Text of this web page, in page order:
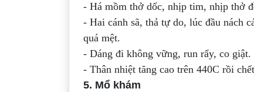
- Há mồm thở dốc, nhịp tim, nhịp thở
- Hai cánh sã, thả tự do, lúc đầu nách
quá mệt.
- Dáng đi không vững, run rẩy, co giật.
- Thân nhiệt tăng cao trên 440C rồi
5. Mổ khám